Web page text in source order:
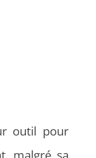
outil pour